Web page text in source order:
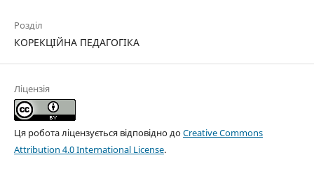
Розділ
КОРЕКЦІЙНА ПЕДАГОГІКА
Ліцензія
Ця робота ліцензується відповідно доCreative Commons
Attribution 4.0 International License.